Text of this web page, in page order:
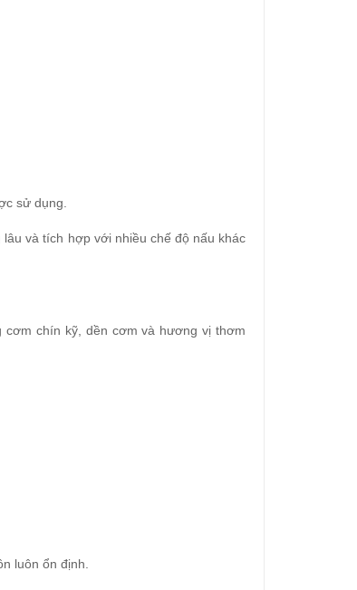
sử dụng.
và tích hợp với nhiều chế độ nấu khác
chín kỹ, dền cơm và hương vị thơm
luôn ổn định.